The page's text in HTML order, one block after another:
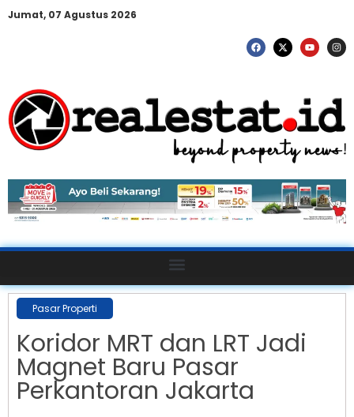
Jumat, 07 Agustus 2026
Pasar Properti
Koridor MRT dan LRT Jadi
Magnet Baru Pasar
Perkantoran Jakarta